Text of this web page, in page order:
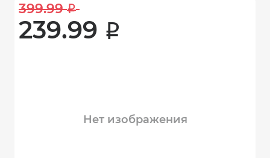
399.99 i
239.99 i
Нет изображения